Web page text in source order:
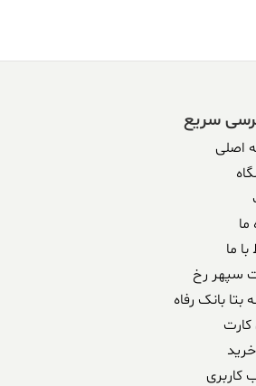
سریع
اصلی
ما
با ما
سپهر رخ
بتا بانک رفاه
کاربری